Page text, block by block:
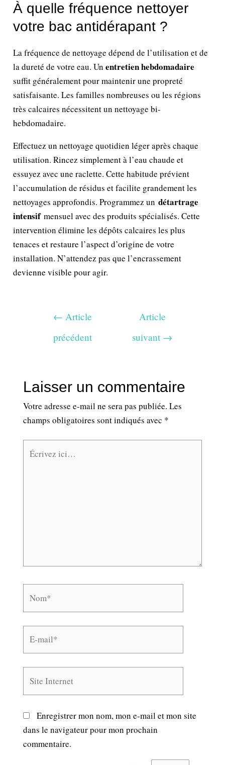
À quelle fréquence nettoyer
votre bac antidérapant ?
La fréquence de nettoyage dépend de l’utilisation et de
la dureté de votre eau. Un entretien hebdomadaire
suffit généralement pour maintenir une propreté
satisfaisante. Les familles nombreuses ou les régions
très calcaires nécessitent un nettoyage bi-
hebdomadaire.
Effectuez un nettoyage quotidien léger après chaque
utilisation. Rincez simplement à l’eau chaude et
essuyez avec une raclette. Cette habitude prévient
l’accumulation de résidus et facilite grandement les
nettoyages approfondis. Programmez undétartrage
intensifmensuel avec des produits spécialisés. Cette
intervention élimine les dépôts calcaires les plus
tenaces et restaure l’aspect d’origine de votre
installation. N’attendez pas que l’encrassement
devienne visible pour agir.
← Article
précédent
Article
suivant →
Laisser un commentaire
Votre adresse e-mail ne sera pas publiée. Les
champs obligatoires sont indiqués avec *
ici…
mail*
Internet
Enregistrer mon nom, mon e-mail et mon site
dans le navigateur pour mon prochain
commentaire.